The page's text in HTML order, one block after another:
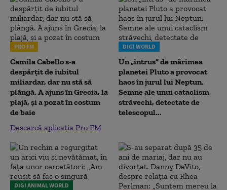
PRO FM
Camila Cabello s-a
despărțit de iubitul
miliardar, dar nu stă să
plângă. A ajuns în Grecia, la
plajă, și a pozat în costum
de baie
Descarcă aplicația Pro FM
DIGI WORLD
Un „intrus” de mărimea
planetei Pluto a provocat
haos în jurul lui Neptun.
Semne ale unui cataclism
străvechi, detectate de
telescopul...
DIGI ANIMAL WORLD